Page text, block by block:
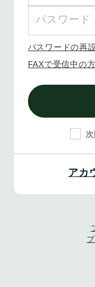
パスワードの再
FAXで受信中の
アカ